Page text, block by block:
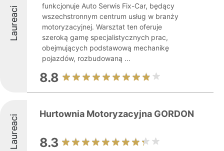
Laureaci
funkcjonuje Auto Serwis Fix-Car, będący
wszechstronnym centrum usług w branży
motoryzacyjnej. Warsztat ten oferuje
szeroką gamę specjalistycznych prac,
obejmujących podstawową mechanikę
pojazdów, rozbudowaną ...
8.8
Laureaci Hurtownia Motoryzacyjna GORDON
8.3